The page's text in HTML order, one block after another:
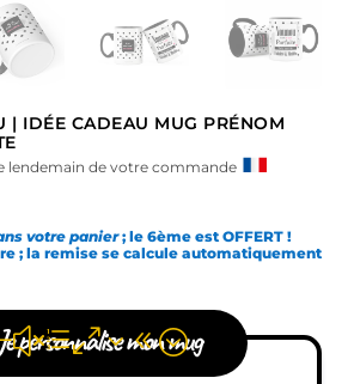
| IDÉE CADEAU MUG PRÉNOM
lendemain de votre commande
votre panier; le 6ème est OFFERT !
; la remise se calcule automatiquement
personnalise mon mug